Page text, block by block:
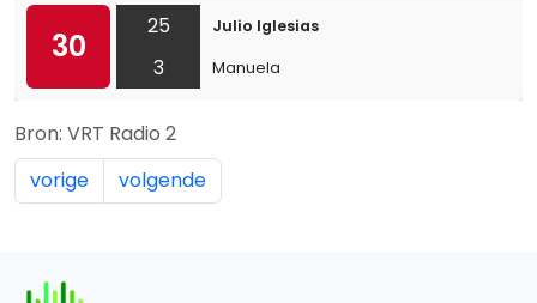
30
25
3
Julio Iglesias
Manuela
Bron: VRT Radio 2
vorige
volgende